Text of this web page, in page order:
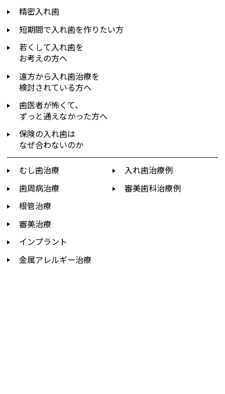
精密入れ歯
短期間で入れ歯を作りたい方
若くして入れ歯を
お考えの方へ
遠方から入れ歯治療を
検討されている方へ
歯医者が怖くて、
ずっと通えなかった方へ
保険の入れ歯は
なぜ合わないのか
むし歯治療
歯周病治療
根管治療
審美治療
インプラント
金属アレルギー治療
入れ歯治療例
審美歯科治療例